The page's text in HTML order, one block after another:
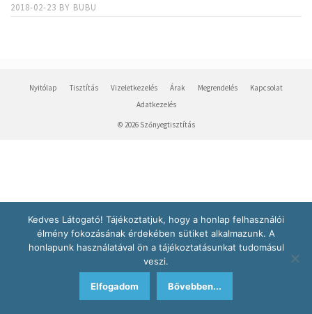
2018-02-23 BY BUBU
Nyitólap Tisztítás Vizeletkezelés Árak Megrendelés
Kapcsolat
Adatkezelés
© 2026 Szőnyegtisztítás
Kedves Látogató! Tájékoztatjuk, hogy a honlap felhasználói
élmény fokozásának érdekében sütiket alkalmazunk. A
honlapunk használatával ön a tájékoztatásunkat tudomásul
veszi.
Elfogadom Bővebben...